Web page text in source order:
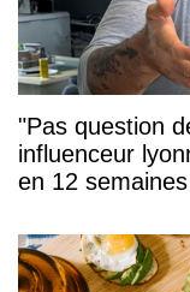
"Pas question
influenceur
en 12 semaines